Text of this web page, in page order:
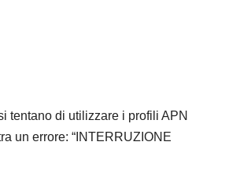
tentano di utilizzare i profili APN
un errore: “INTERRUZIONE